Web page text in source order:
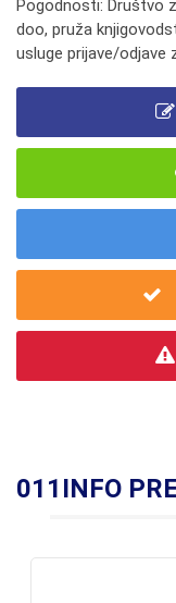
Pogodnosti: Društvo
doo, pruža
usluge prijave/odjave
011INFO